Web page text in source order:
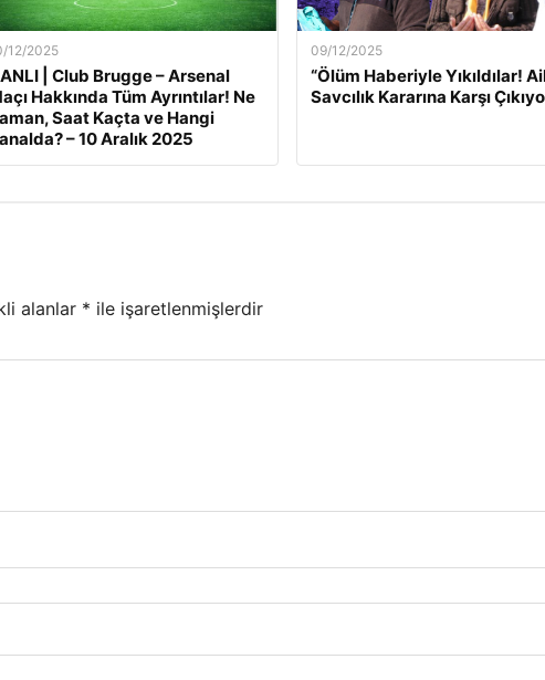
12/2025
| Club Brugge – Arsenal
Hakkında Tüm Ayrıntılar! Ne
Saat Kaçta ve Hangi
– 10 Aralık 2025
09/12/2025
“Ölüm Haberiyle Yıkıldılar!
Savcılık Kararına Karşı
alanlar * ile işaretlenmişlerdir